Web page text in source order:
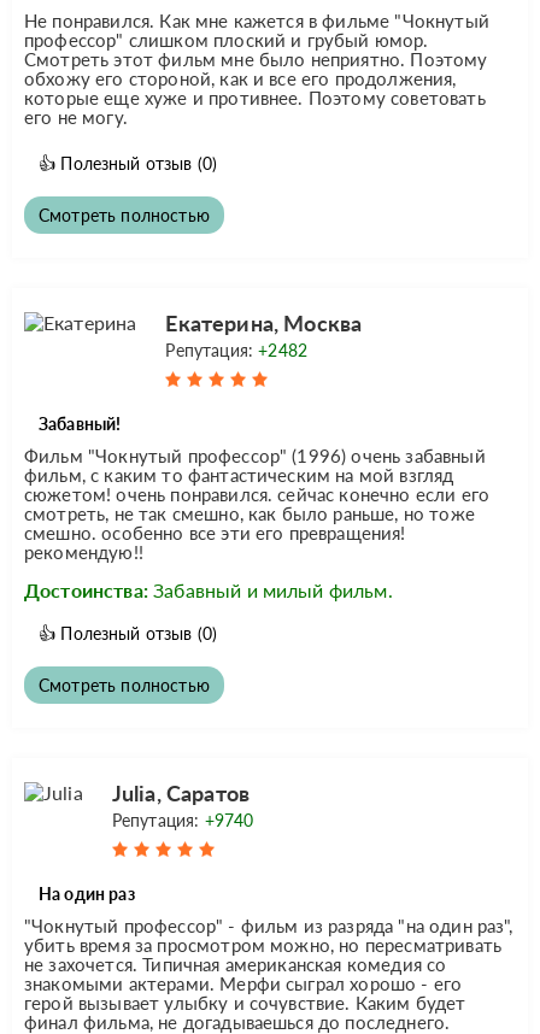
Не понравился. Как мне кажется в фильме "Чокнутый
профессор" слишком плоский и грубый юмор.
Смотреть этот фильм мне было неприятно. Поэтому
обхожу его стороной, как и все его продолжения,
которые еще хуже и противнее. Поэтому советовать
его не могу.
👍 Полезный отзыв (0)
Смотреть полностью
Екатерина, Москва
Репутация:+2482
Забавный!
Фильм "Чокнутый профессор" (1996) очень забавный
фильм, с каким то фантастическим на мой взгляд
сюжетом! очень понравился. сейчас конечно если его
смотреть, не так смешно, как было раньше, но тоже
смешно. особенно все эти его превращения!
рекомендую!!
Достоинства: Забавный и милый фильм.
👍 Полезный отзыв (0)
Смотреть полностью
Julia, Саратов
Репутация: +9740
На один раз
"Чокнутый профессор" - фильм из разряда "на один раз",
убить время за просмотром можно, но пересматривать
не захочется. Типичная американская комедия со
знакомыми актерами. Мерфи сыграл хорошо - его
герой вызывает улыбку и сочувствие. Каким будет
финал фильма, не догадываешься до последнего.